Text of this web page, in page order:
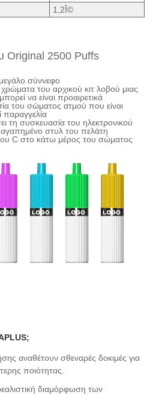
1,2Î©
Original 2500 Puffs
σύννεφο
του αρχικού κιτ λοβού μιας
να είναι προαιρετικά
του σώματος ατμού που είναι
παραγγελία
τη συσκευασία του ηλεκτρονικού
στυλ του πελάτη
C στο κάτω μέρος του σώματος
αναθέτουν σθεναρές δοκιμές για
ποιότητας.
διαμόρφωση των